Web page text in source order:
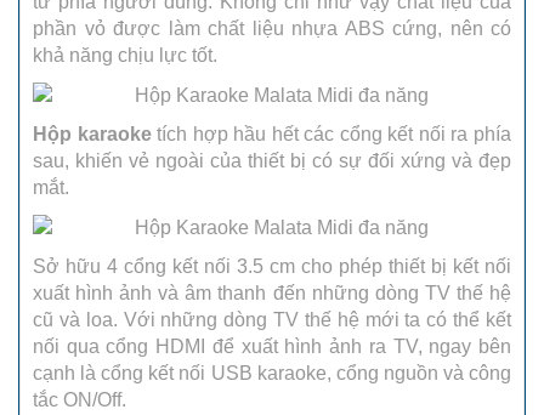
phần vỏ được làm chất liệu nhựa ABS cứng, nên có
khả năng chịu lực tốt.
Hộp karaoketích hợp hầu hết các cổng kết nối ra phía
sau, khiến vẻ ngoài của thiết bị có sự đối xứng và đẹp
mắt.
Sở hữu 4 cổng kết nối 3.5 cm cho phép thiết bị kết nối
xuất hình ảnh và âm thanh đến những dòng TV thế hệ
cũ và loa. Với những dòng TV thế hệ mới ta có thể kết
nối qua cổng HDMI để xuất hình ảnh ra TV, ngay bên
cạnh là cổng kết nối USB karaoke, cổng nguồn và công
tắc ON/Off.